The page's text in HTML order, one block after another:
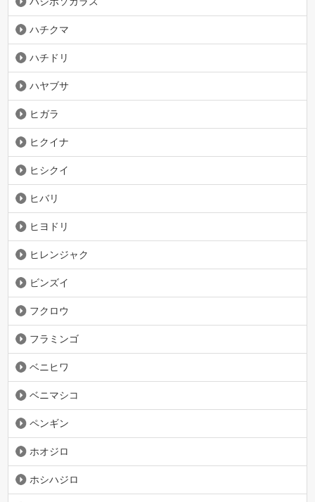
ハチクマ
ハチドリ
ハヤブサ
ヒガラ
ヒクイナ
ヒシクイ
ヒバリ
ヒヨドリ
ヒレンジャク
ビンズイ
フクロウ
フラミンゴ
ベニヒワ
ベニマシコ
ペンギン
ホオジロ
ホシハジロ